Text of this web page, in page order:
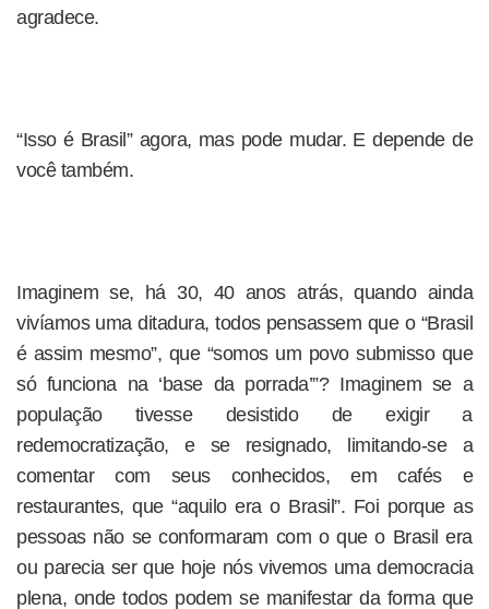
agradece.
“Isso é Brasil” agora, mas pode mudar. E depende de
você também.
Imaginem se, há 30, 40 anos atrás, quando ainda
vivíamos uma ditadura, todos pensassem que o “Brasil
é assim mesmo”, que “somos um povo submisso que
só funciona na ‘base da porrada’”? Imaginem se a
população tivesse desistido de exigir a
redemocratização, e se resignado, limitando-se a
comentar com seus conhecidos, em cafés e
restaurantes, que “aquilo era o Brasil”. Foi porque as
pessoas não se conformaram com o que o Brasil era
ou parecia ser que hoje nós vivemos uma democracia
plena, onde todos podem se manifestar da forma que